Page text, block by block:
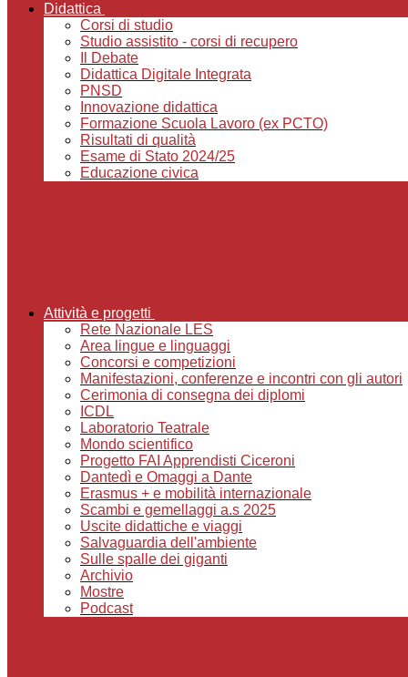
Didattica
Corsi di studio
Studio assistito - corsi di recupero
Il Debate
Didattica Digitale Integrata
PNSD
Innovazione didattica
Formazione Scuola Lavoro (ex PCTO)
Risultati di qualità
Esame di Stato 2024/25
Educazione civica
Attività e progetti
Rete Nazionale LES
Area lingue e linguaggi
Concorsi e competizioni
Manifestazioni, conferenze e incontri con gli autori
Cerimonia di consegna dei diplomi
ICDL
Laboratorio Teatrale
Mondo scientifico
Progetto FAI Apprendisti Ciceroni
Dantedì e Omaggi a Dante
Erasmus + e mobilità internazionale
Scambi e gemellaggi a.s 2025
Uscite didattiche e viaggi
Salvaguardia dell'ambiente
Sulle spalle dei giganti
Archivio
Mostre
Podcast